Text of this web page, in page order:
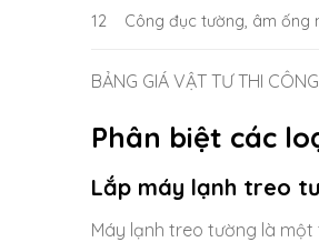
12 Công đục tường, âm ống
BẢNG GIÁ VẬT TƯ THI CÔNG
Phân biệt các
Lắp máy lạnh treo
Máy lạnh treo tường là